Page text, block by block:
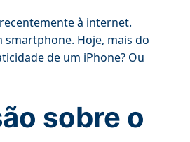
à internet.
Hoje, mais do
de um iPhone? Ou
sobre o